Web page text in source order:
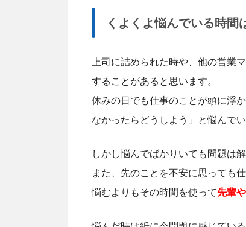
くよくよ悩んでいる時間
上司に詰められた時や、他の営業
することがあると思います。
休みの日でも仕事のことが頭に浮
なかったらどうしよう」と悩んで
しかし悩んでばかりいても問題は解
また、先のことを不安に思っても
悩むよりもその時間を使って先輩